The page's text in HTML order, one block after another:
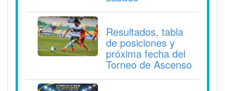
Resultados, tabla
de posiciones y
próxima fecha del
Torneo de Ascenso